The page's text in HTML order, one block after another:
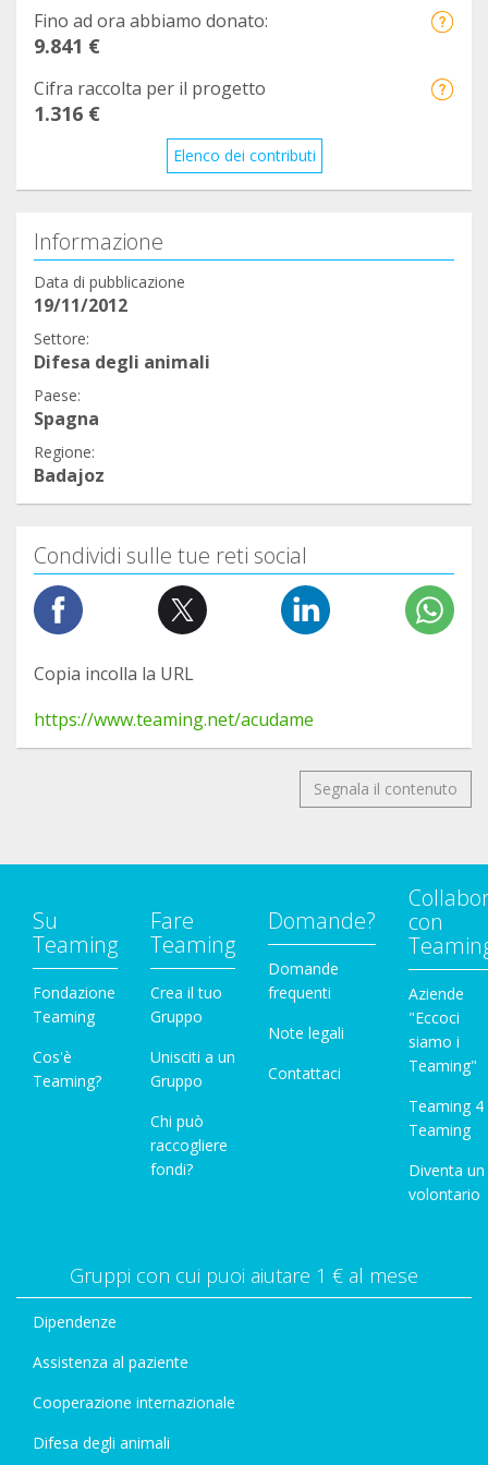
Instrucciones para las gafas de Realidad Virtual
https://www.youtube.com/watch?v=08VMmt3_mCk
Este video en YouTube es muy bueno para
entender la realidad virtual.
https://youtu.be/5hNskTF8mrs
NANI (Ana María)
Fino ad ora abbiamo donato:
9.841 €
Cifra raccolta per il progetto
1.316 €
Elenco dei contributi
Informazione
Data di pubblicazione
19/11/2012
Settore:
Difesa degli animali
Paese:
Spagna
Regione:
Badajoz
Condividi sulle tue reti social
Copia incolla la URL
https://www.teaming.net/acudame
Segnala il contenuto
Su
Teaming
Fondazione
Teaming
Cos'è
Teaming?
Fare
Teaming
Crea il tuo
Gruppo
Unisciti a un
Gruppo
Chi può
raccogliere
fondi?
Domande?
Domande
frequenti
Note legali
Contattaci
con
Aziende
"Eccoci
siamo i
Teaming"
Teaming 4
Teaming
Diventa un
volontario
Gruppi con cui puoi aiutare 1 € al mese
Dipendenze
Assistenza al paziente
Cooperazione internazionale
Difesa degli animali